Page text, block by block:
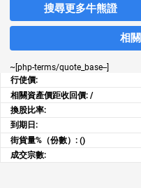
搜尋更多牛熊證
相
~[php-terms/quote_base--]
行使價:
相關資產價距收回價: /
換股比率:
到期日:
街貨量%（份數）: ()
成交宗數: